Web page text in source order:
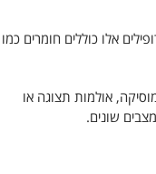
אלו כוללים חומרים כמו
אולמות תצוגה או
שונים.